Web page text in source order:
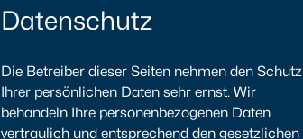
Datenschutz
Die Betreiber dieser Seiten nehmen den Schutz
Ihrer persönlichen Daten sehr ernst. Wir
behandeln Ihre personenbezogenen Daten
vertraulich und entsprechend den gesetzlichen